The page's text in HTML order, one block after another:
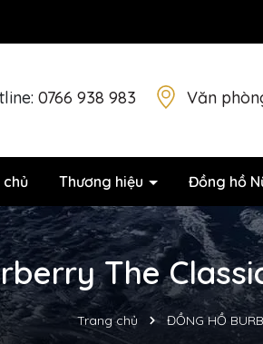
0766 938 983 Văn
Thương hiệu Đồng hồ
The
Trang chủ ĐỒNG HỒ